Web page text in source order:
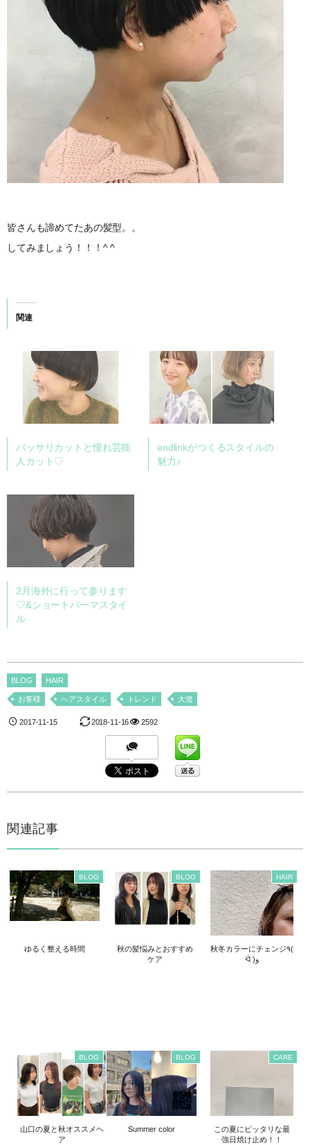
皆さんも諦めてたあの髪型。。
してみましょう！！！^ ^
関連
バッサリカットと憧れ芸能
人カット♡
endlinkがつくるスタイルの
魅力♪
2月海外に行って参ります
♡&ショートパーマスタイ
ル
BLOG HAIR
お客様 ヘアスタイル トレンド 大渡
2017-11-15 2018-11-16 2592
関連記事
BLOG
ゆるく整える時間
BLOG
秋の髪悩みとおすすめ
ケア
HAIR
秋冬カラーにチェンジ٩(
ᐛ )و
BLOG
山口の夏と秋オススメヘ
ア
BLOG
Summer color
CARE
この夏にピッタリな最
強日焼け止め！！